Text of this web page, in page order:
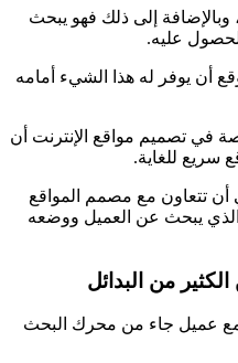
وبالإضافة إلى ذلك فهو يبحث
عليه.
أن يوفر له هذا الشيء أمامه
تصميم مواقع الإنترنت أن
سريع للغاية.
أن تتعاون مع مصمم المواقع
يبحث عن العميل ووضعه
من البدائل
مع عميل جاء من محرك البحث